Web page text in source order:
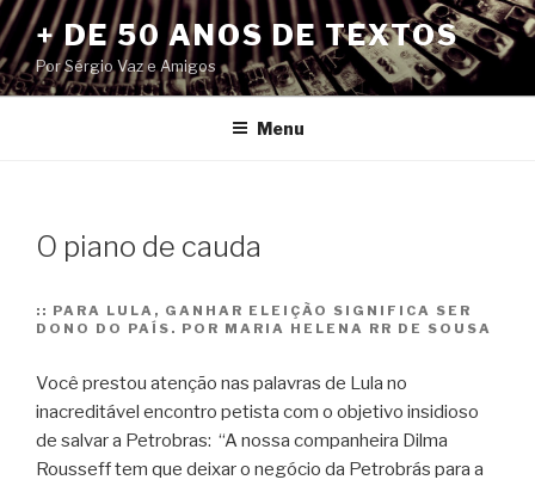
Pular
para
o
conteúdo
+ DE 50 ANOS DE TEXTOS
Por Sérgio Vaz e Amigos
Menu
O piano de cauda
:: PARA LULA, GANHAR ELEIÇÃO SIGNIFICA SER
DONO DO PAÍS. POR MARIA HELENA RR DE SOUSA
Você prestou atenção nas palavras de Lula no
inacreditável encontro petista com o objetivo insidioso
de salvar a Petrobras: “A nossa companheira Dilma
Rousseff tem que deixar o negócio da Petrobrás para a